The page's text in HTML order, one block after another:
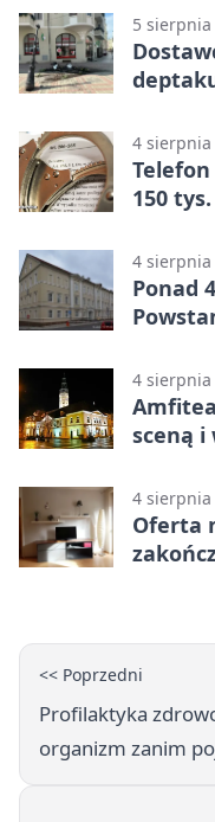
5 sierpnia
4 sierpnia
150
4 sierpnia
Ponad
4 sierpnia
sceną i
4 sierpnia
Oferta
<< Poprzedni
Profilaktyka
organizm zanim